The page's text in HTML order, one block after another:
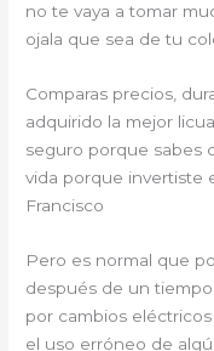
no te vaya a tomar
ojala que sea de tu
Comparas precios,
adquirido la mejor
seguro porque sabes
vida porque invertiste
Francisco
Pero es normal que
después de un
por cambios
el uso erróneo de